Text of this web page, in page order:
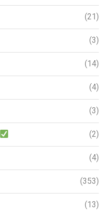
(21)
(3)
(14)
(4)
(3)
(2)
(4)
(353)
(13)